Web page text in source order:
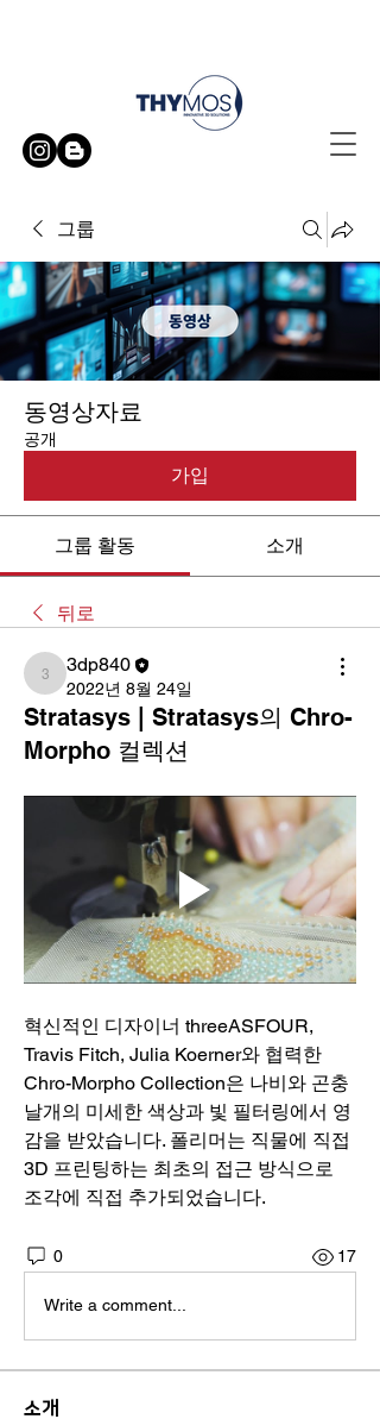
그룹
동영상자료
공개
가입
그룹 활동 소개
뒤로
3dp840
3dp840
2022년 8월 24일
Stratasys | Stratasys의 Chro-
Morpho 컬렉션
혁신적인 디자이너 threeASFOUR,
Travis Fitch, Julia Koerner와 협력한
Chro-Morpho Collection은 나비와 곤충
날개의 미세한 색상과 빛 필터링에서 영
감을 받았습니다. 폴리머는 직물에 직접
3D 프린팅하는 최초의 접근 방식으로
조각에 직접 추가되었습니다.
0 17
Write a comment...
소개